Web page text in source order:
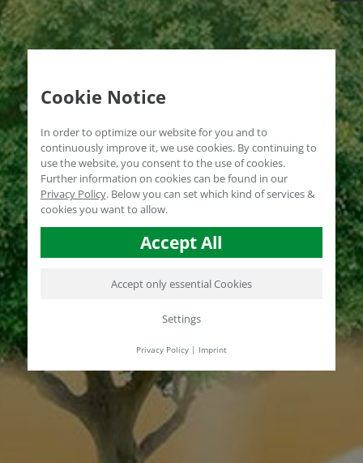
Cookie Notice
In order to optimize our website for you and to
continuously improve it, we use cookies. By continuing to
use the website, you consent to the use of cookies.
Further information on cookies can be found in our
Privacy Policy. Below you can set which kind of services &
cookies you want to allow.
Accept All
Accept only essential Cookies
Settings
Privacy Policy| Imprint